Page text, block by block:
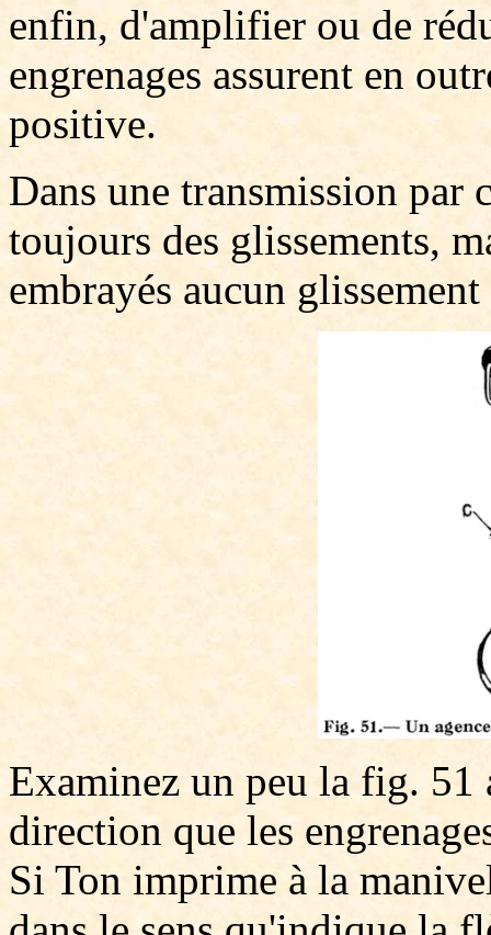
enfin, d'amplifier ou de
engrenages assurent en
positive.
Dans une transmission par
toujours des glissements,
embrayés aucun
Examinez un peu la fig. 51
direction que les
Si Ton imprime à la